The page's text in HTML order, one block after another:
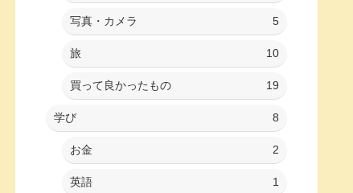
写真・カメラ 5
旅 10
買って良かったもの 19
学び 8
お金 2
英語 1